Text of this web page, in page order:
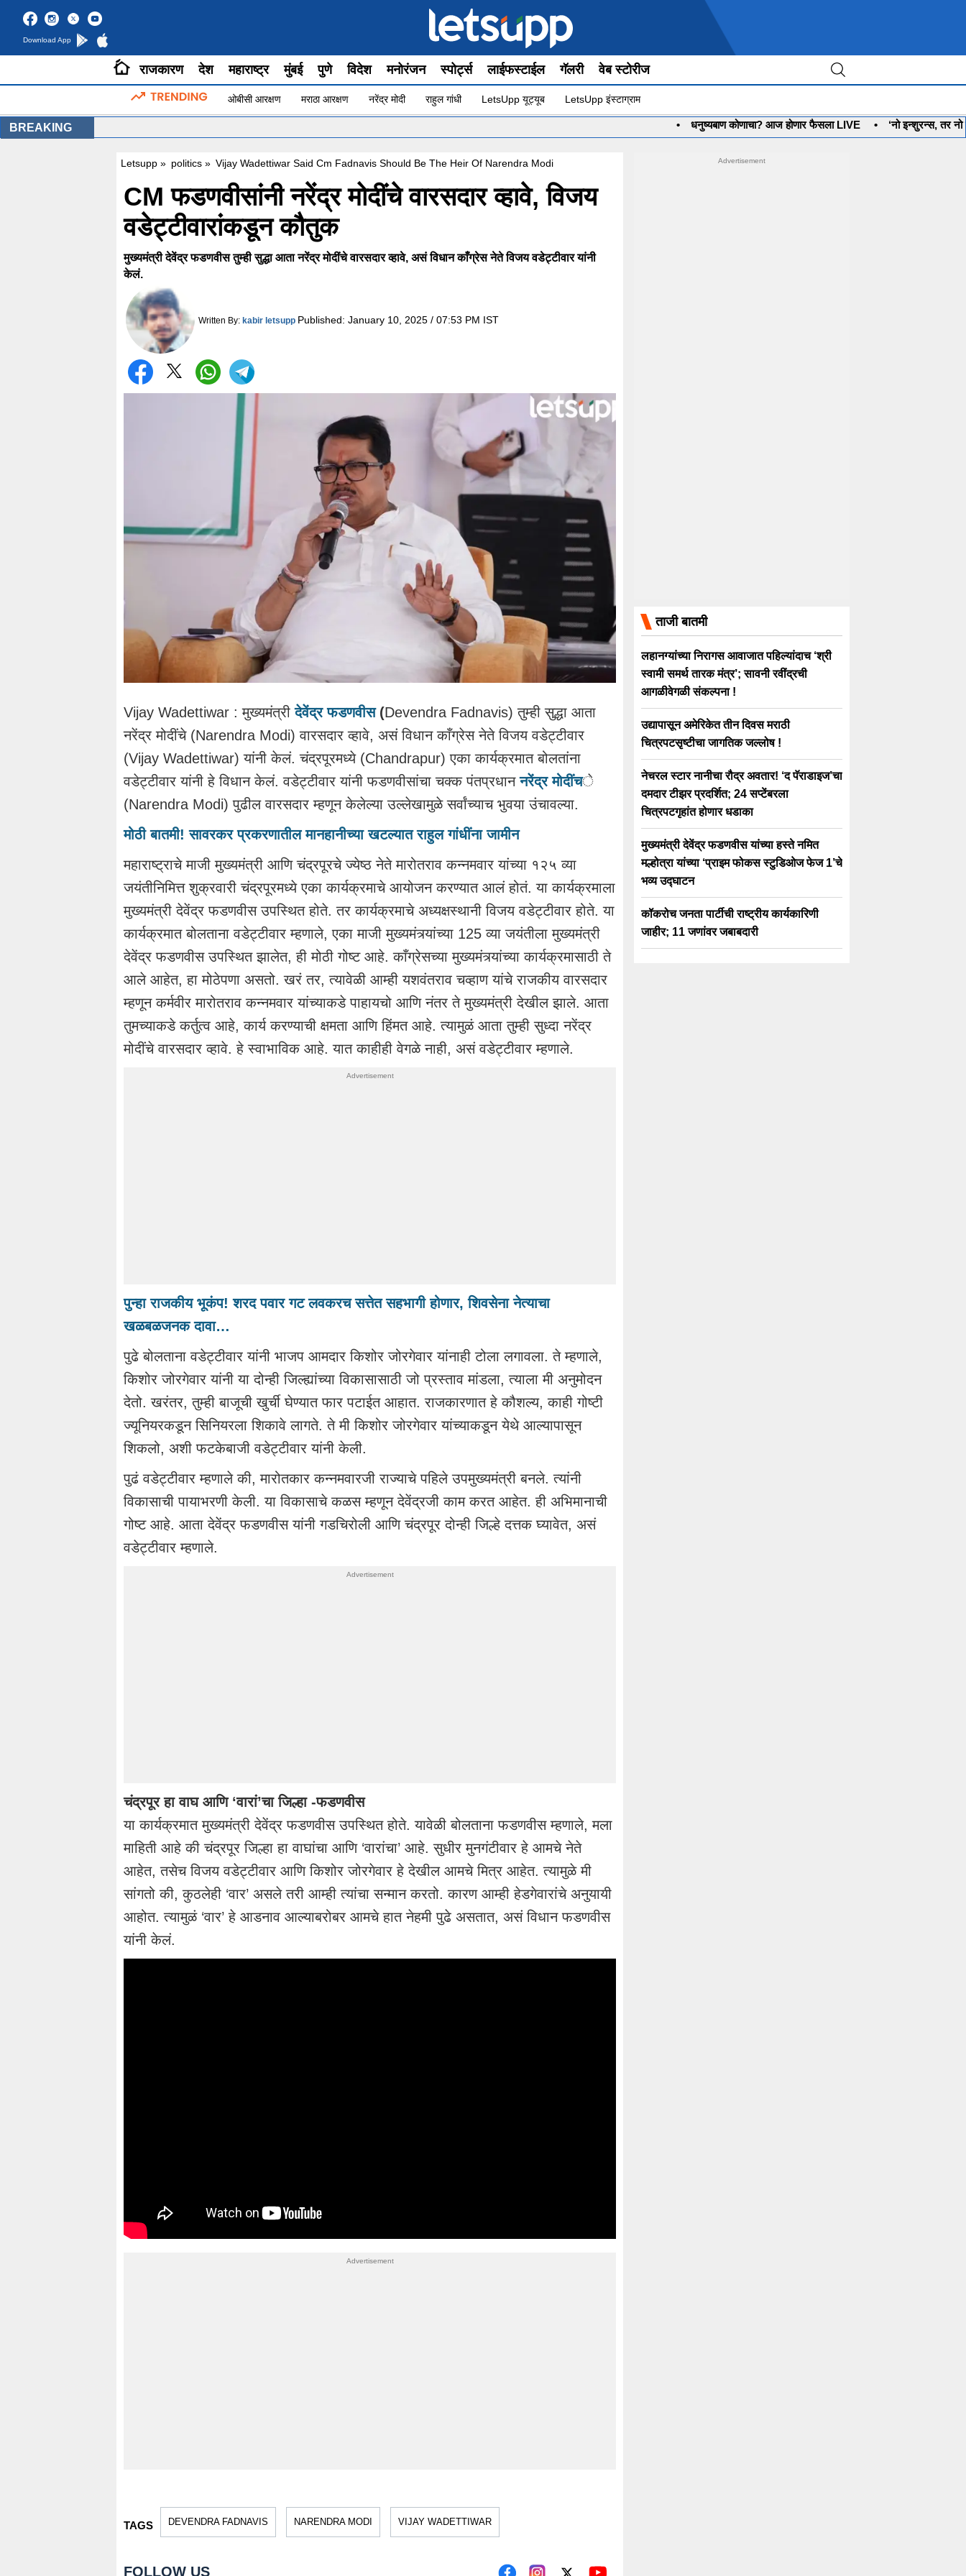
Download App
राजकारण देश महाराष्ट्र मुंबई पुणे विदेश मनोरंजन स्पोर्ट्स लाईफस्टाईल गॅलरी वेब स्टोरीज
ओबीसी आरक्षण मराठा आरक्षण नरेंद्र मोदी राहुल गांधी LetsUpp यूट्यूब LetsUpp इंस्टाग्राम
BREAKING धनुष्यबाण कोणाचा? आज होणार फैसला LIVE • ‘नो इन्शुरन्स, तर नो पेट्रोल’
Letsupp » politics » Vijay Wadettiwar Said Cm Fadnavis Should Be The Heir Of Narendra Modi
CM फडणवीसांनी नरेंद्र मोदींचे वारसदार व्हावे, विजय
वडेट्टीवारांकडून कौतुक
मुख्यमंत्री देवेंद्र फडणवीस तुम्ही सुद्धा आता नरेंद्र मोदींचे वारसदार व्हावे, असं विधान काँग्रेस नेते विजय वडेट्टीवार यांनी
केलं.
Written By: kabir letsupp Published: January 10, 2025 / 07:53 PM IST
Vijay Wadettiwar : मुख्यमंत्रीदेवेंद्र फडणवीस(Devendra Fadnavis) तुम्ही सुद्धा आता
नरेंद्र मोदींचे (Narendra Modi) वारसदार व्हावे, असं विधान काँग्रेस नेते विजय वडेट्टीवार
(Vijay Wadettiwar) यांनी केलं. चंद्रपूरमध्ये (Chandrapur) एका कार्यक्रमात बोलतांना
वडेट्टीवार यांनी हे विधान केलं. वडेट्टीवार यांनी फडणवीसांचा चक्क पंतप्रधाननरेंद्र मोदींचे
(Narendra Modi) पुढील वारसदार म्हणून केलेल्या उल्लेखामुळे सर्वांच्याच भुवया उंचावल्या.
मोठी बातमी! सावरकर प्रकरणातील मानहानीच्या खटल्यात राहुल गांधींना जामीन
महाराष्ट्राचे माजी मुख्यमंत्री आणि चंद्रपूरचे ज्येष्ठ नेते मारोतराव कन्नमवार यांच्या १२५ व्या
जयंतीनिमित्त शुक्रवारी चंद्रपूरमध्ये एका कार्यक्रमाचे आयोजन करण्यात आलं होतं. या कार्यक्रमाला
मुख्यमंत्री देवेंद्र फडणवीस उपस्थित होते. तर कार्यक्रमाचे अध्यक्षस्थानी विजय वडेट्टीवार होते. या
कार्यक्रमात बोलताना वडेट्टीवार म्हणाले, एका माजी मुख्यमंत्र्यांच्या 125 व्या जयंतीला मुख्यमंत्री
देवेंद्र फडणवीस उपस्थित झालेत, ही मोठी गोष्ट आहे. काँग्रेसच्या मुख्यमंत्र्यांच्या कार्यक्रमासाठी ते
आले आहेत, हा मोठेपणा असतो. खरं तर, त्यावेळी आम्ही यशवंतराव चव्हाण यांचे राजकीय वारसदार
म्हणून कर्मवीर मारोतराव कन्नमवार यांच्याकडे पाहायचो आणि नंतर ते मुख्यमंत्री देखील झाले. आता
तुमच्याकडे कर्तुत्व आहे, कार्य करण्याची क्षमता आणि हिंमत आहे. त्यामुळं आता तुम्ही सुध्दा नरेंद्र
मोदींचे वारसदार व्हावे. हे स्वाभाविक आहे. यात काहीही वेगळे नाही, असं वडेट्टीवार म्हणाले.
पुन्हा राजकीय भूकंप! शरद पवार गट लवकरच सत्तेत सहभागी होणार, शिवसेना नेत्याचा
खळबळजनक दावा…
पुढे बोलताना वडेट्टीवार यांनी भाजप आमदार किशोर जोरगेवार यांनाही टोला लगावला. ते म्हणाले,
किशोर जोरगेवार यांनी या दोन्ही जिल्ह्यांच्या विकासासाठी जो प्रस्ताव मांडला, त्याला मी अनुमोदन
देतो. खरंतर, तुम्ही बाजूची खुर्ची घेण्यात फार पटाईत आहात. राजकारणात हे कौशल्य, काही गोष्टी
ज्यूनियरकडून सिनियरला शिकावे लागते. ते मी किशोर जोरगेवार यांच्याकडून येथे आल्यापासून
शिकलो, अशी फटकेबाजी वडेट्टीवार यांनी केली.
पुढं वडेट्टीवार म्हणाले की, मारोतकार कन्नमवारजी राज्याचे पहिले उपमुख्यमंत्री बनले. त्यांनी
विकासाची पायाभरणी केली. या विकासाचे कळस म्हणून देवेंद्रजी काम करत आहेत. ही अभिमानाची
गोष्ट आहे. आता देवेंद्र फडणवीस यांनी गडचिरोली आणि चंद्रपूर दोन्ही जिल्हे दत्तक घ्यावेत, असं
वडेट्टीवार म्हणाले.
चंद्रपूर हा वाघ आणि ‘वारां’चा जिल्हा -फडणवीस
या कार्यक्रमात मुख्यमंत्री देवेंद्र फडणवीस उपस्थित होते. यावेळी बोलताना फडणवीस म्हणाले, मला
माहिती आहे की चंद्रपूर जिल्हा हा वाघांचा आणि ‘वारांचा’ आहे. सुधीर मुनगंटीवार हे आमचे नेते
आहेत, तसेच विजय वडेट्टीवार आणि किशोर जोरगेवार हे देखील आमचे मित्र आहेत. त्यामुळे मी
सांगतो की, कुठलेही ‘वार’ असले तरी आम्ही त्यांचा सन्मान करतो. कारण आम्ही हेडगेवारांचे अनुयायी
आहोत. त्यामुळं ‘वार’ हे आडनाव आल्याबरोबर आमचे हात नेहमी पुढे असतात, असं विधान फडणवीस
यांनी केलं.
TAGS DEVENDRA FADNAVIS NARENDRA MODI VIJAY WADETTIWAR
FOLLOW US
ताजी बातमी
लहानग्यांच्या निरागस आवाजात पहिल्यांदाच ‘श्री
स्वामी समर्थ तारक मंत्र’; सावनी रवींद्रची
आगळीवेगळी संकल्पना !
उद्यापासून अमेरिकेत तीन दिवस मराठी
चित्रपटसृष्टीचा जागतिक जल्लोष !
नेचरल स्टार नानीचा रौद्र अवतार! ‘द पॅराडाइज’चा
दमदार टीझर प्रदर्शित; 24 सप्टेंबरला
चित्रपटगृहांत होणार धडाका
मुख्यमंत्री देवेंद्र फडणवीस यांच्या हस्ते नमित
मल्होत्रा यांच्या ‘प्राइम फोकस स्टुडिओज फेज 1’चे
भव्य उद्घाटन
कॉकरोच जनता पार्टीची राष्ट्रीय कार्यकारिणी
जाहीर; 11 जणांवर जबाबदारी